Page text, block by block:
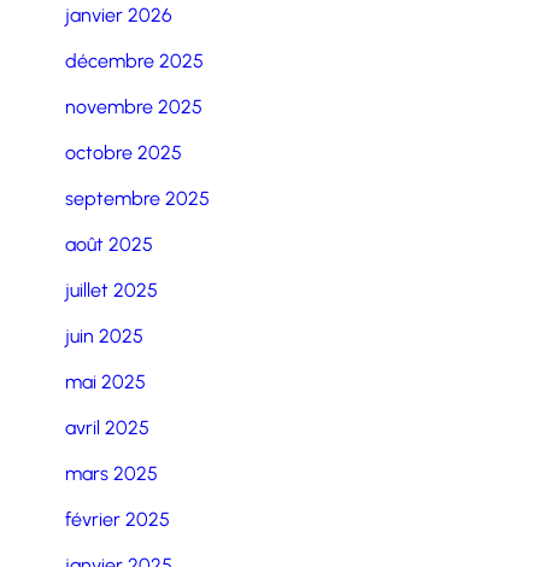
janvier 2026
décembre 2025
novembre 2025
octobre 2025
septembre 2025
août 2025
juillet 2025
juin 2025
mai 2025
avril 2025
mars 2025
février 2025